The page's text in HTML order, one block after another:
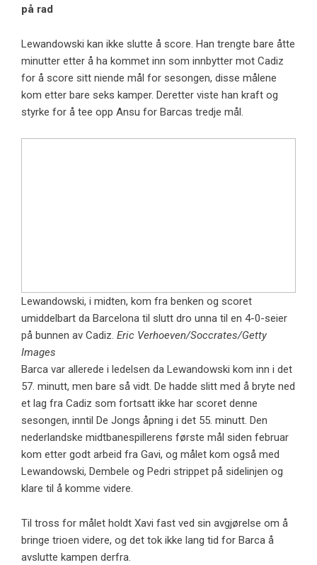
på rad
Lewandowski kan ikke slutte å score. Han trengte bare åtte
minutter etter å ha kommet inn som innbytter mot Cadiz
for å score sitt niende mål for sesongen, disse målene
kom etter bare seks kamper. Deretter viste han kraft og
styrke for å tee opp Ansu for Barcas tredje mål.
Lewandowski, i midten, kom fra benken og scoret
umiddelbart da Barcelona til slutt dro unna til en 4-0-seier
på bunnen av Cadiz. Eric Verhoeven/Soccrates/Getty
Images
Barca var allerede i ledelsen da Lewandowski kom inn i det
57. minutt, men bare så vidt. De hadde slitt med å bryte ned
et lag fra Cadiz som fortsatt ikke har scoret denne
sesongen, inntil De Jongs åpning i det 55. minutt. Den
nederlandske midtbanespillerens første mål siden februar
kom etter godt arbeid fra Gavi, og målet kom også med
Lewandowski, Dembele og Pedri strippet på sidelinjen og
klare til å komme videre.
Til tross for målet holdt Xavi fast ved sin avgjørelse om å
bringe trioen videre, og det tok ikke lang tid for Barca å
avslutte kampen derfra.